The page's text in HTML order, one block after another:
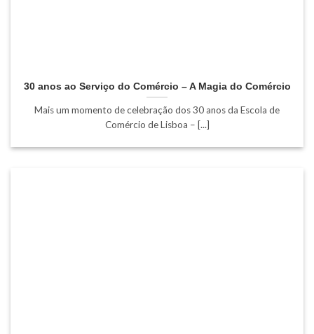
30 anos ao Serviço do Comércio – A Magia do Comércio
Mais um momento de celebração dos 30 anos da Escola de
Comércio de Lisboa – [...]